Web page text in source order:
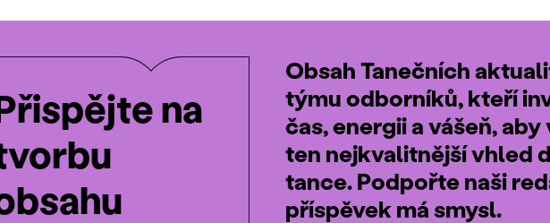
na
Obsah Tanečních
týmu odborníků, kteří
čas, energii a vášeň,
ten nejkvalitnější vhled
tance. Podpořte naši
příspěvek má smysl.